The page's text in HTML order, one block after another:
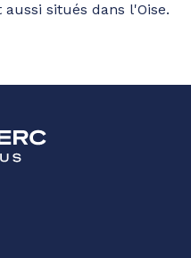
situés dans l'Oise.